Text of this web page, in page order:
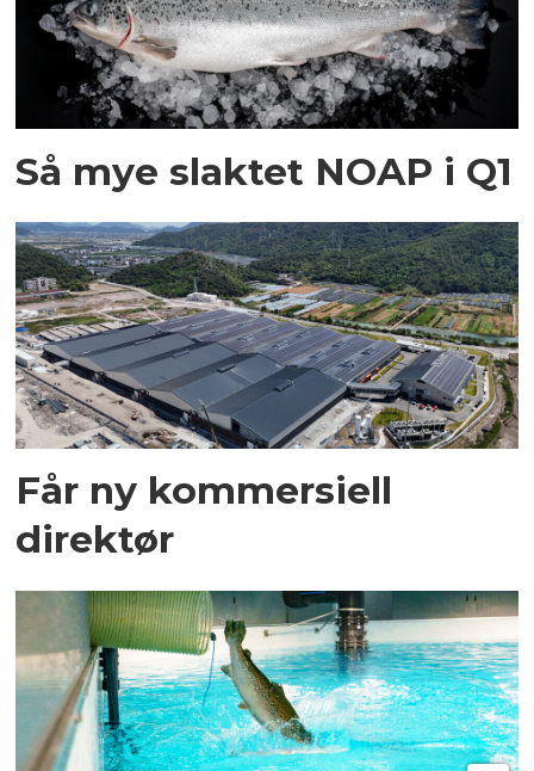
Så mye slaktet NOAP i Q1
Får ny kommersiell
direktør